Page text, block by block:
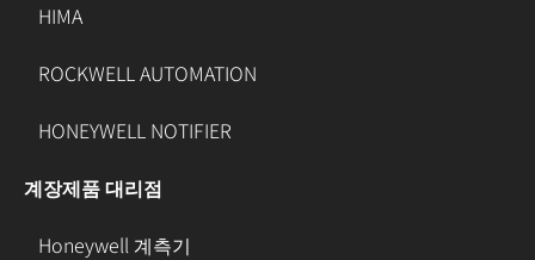
HIMA
ROCKWELL AUTOMATION
HONEYWELL NOTIFIER
계장제품 대리점
Honeywell 계측기